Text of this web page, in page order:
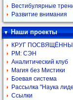
Вестибулярные
Развитие внимания
Наши проекты
КРУГ
РМ: СЭН
Аналитический клуб
Магия без Мистики
Боевая система
Рассылка "Наука
Ссылки